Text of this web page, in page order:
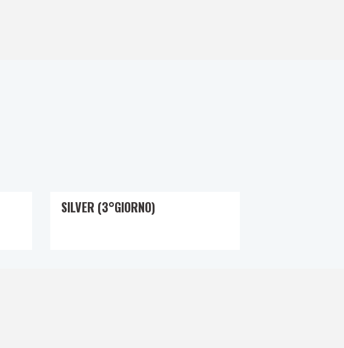
SILVER (3°GIORNO)